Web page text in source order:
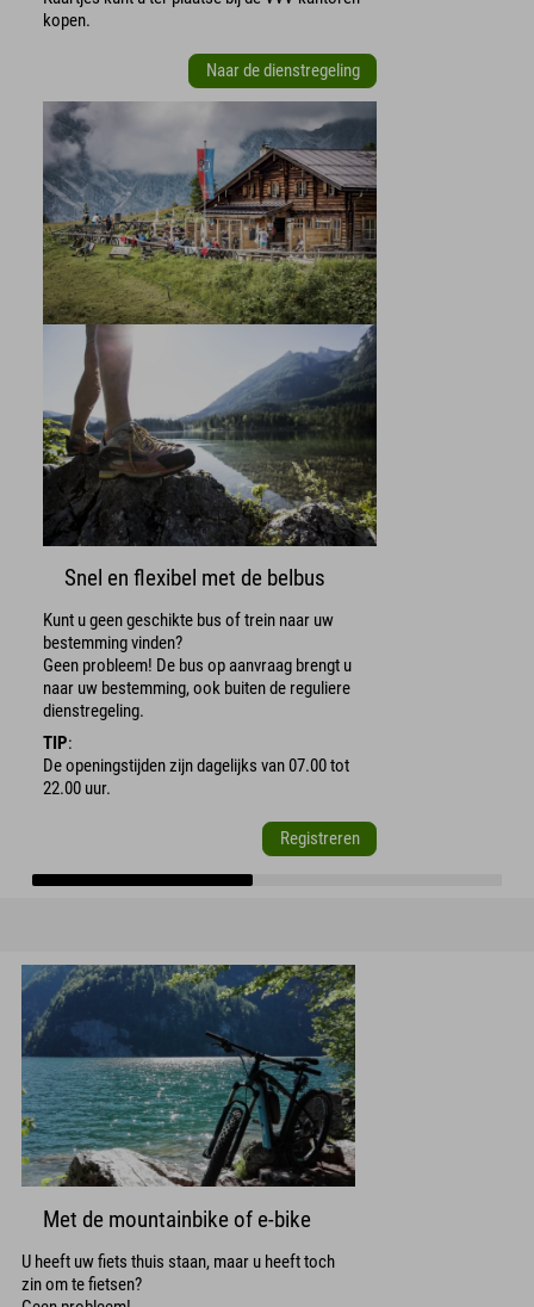
kopen.
Naar de dienstregeling
Snel en flexibel met de belbus
Kunt u geen geschikte bus of trein naar uw
bestemming vinden?
Geen probleem! De bus op aanvraag brengt u
naar uw bestemming, ook buiten de reguliere
dienstregeling.
TIP:
De openingstijden zijn dagelijks van 07.00 tot
22.00 uur.
Registreren
Met de mountainbike of e-bike
U heeft uw fiets thuis staan, maar u heeft toch
zin om te fietsen?